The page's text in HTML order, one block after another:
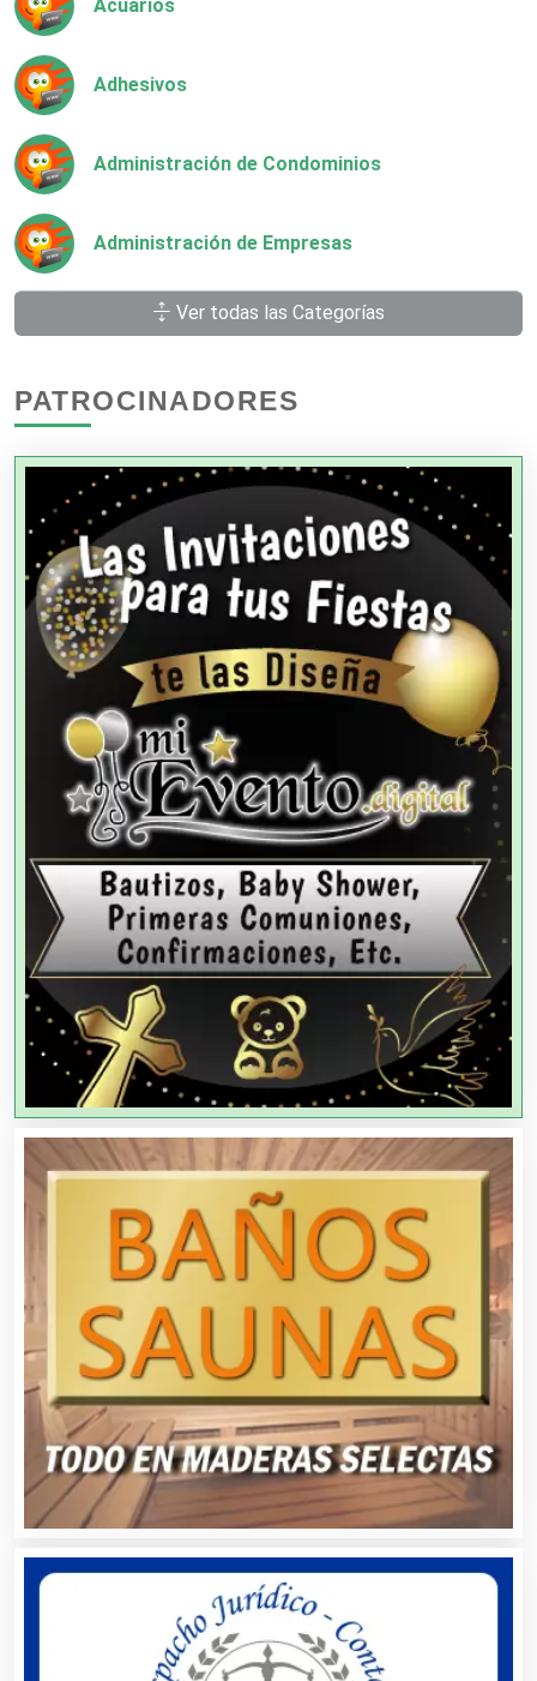
Acuarios
Adhesivos
Administración de Condominios
Administración de Empresas
Agencias Aduanales
Agencias de Autos
Agencias de Cobranza
Agencias de Colocación
Agencias de Modelos
Agencias de Publicidad
Agencias de Viajes
Agricultores
Agricultura y Ganadería
Agua Purificada
Aire Acondicionado
Albercas
Alimentos
Almacenaje
Alquiler de Autos
Alquiler de Equipos para Fiestas
Alquiler de Sillas y Mesas
Ver todas las Categorías
PATROCINADORES